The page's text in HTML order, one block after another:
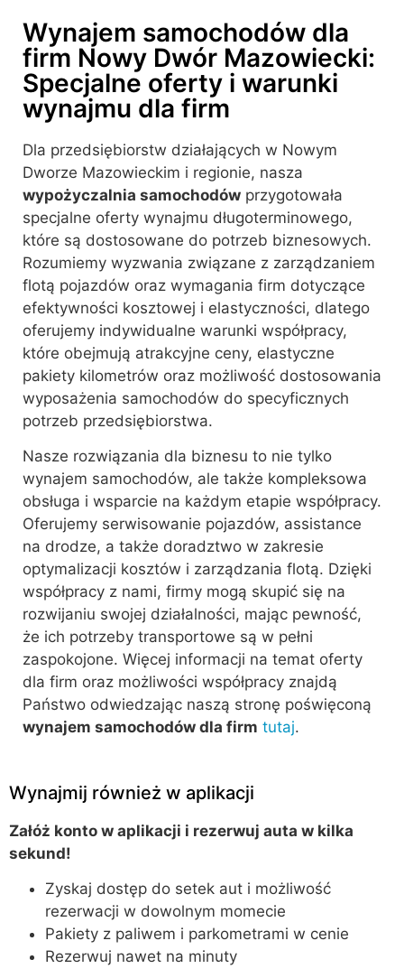
Wynajem samochodów dla
firm Nowy Dwór Mazowiecki:
Specjalne oferty i warunki
wynajmu dla firm
Dla przedsiębiorstw działających w Nowym
Dworze Mazowieckim i regionie, nasza
wypożyczalnia samochodów przygotowała
specjalne oferty wynajmu długoterminowego,
które są dostosowane do potrzeb biznesowych.
Rozumiemy wyzwania związane z zarządzaniem
flotą pojazdów oraz wymagania firm dotyczące
efektywności kosztowej i elastyczności, dlatego
oferujemy indywidualne warunki współpracy,
które obejmują atrakcyjne ceny, elastyczne
pakiety kilometrów oraz możliwość dostosowania
wyposażenia samochodów do specyficznych
potrzeb przedsiębiorstwa.
Nasze rozwiązania dla biznesu to nie tylko
wynajem samochodów, ale także kompleksowa
obsługa i wsparcie na każdym etapie współpracy.
Oferujemy serwisowanie pojazdów, assistance
na drodze, a także doradztwo w zakresie
optymalizacji kosztów i zarządzania flotą. Dzięki
współpracy z nami, firmy mogą skupić się na
rozwijaniu swojej działalności, mając pewność,
że ich potrzeby transportowe są w pełni
zaspokojone. Więcej informacji na temat oferty
dla firm oraz możliwości współpracy znajdą
Państwo odwiedzając naszą stronę poświęconą
wynajem samochodów dla firm tutaj.
Wynajmij również w aplikacji
Załóż konto w aplikacji i rezerwuj auta w kilka
sekund!
Zyskaj dostęp do setek aut i możliwość
rezerwacji w dowolnym momecie
Pakiety z paliwem i parkometrami w cenie
Rezerwuj nawet na minuty